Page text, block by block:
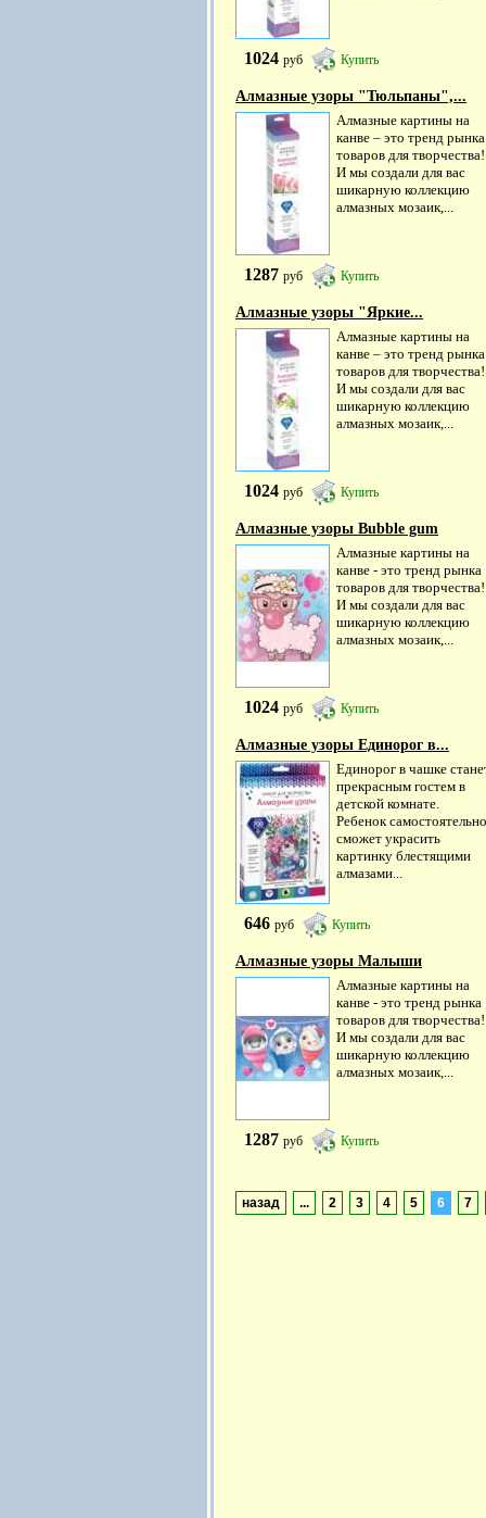
1024 руб Купить
Алмазные узоры "Тюльпаны",...
Алмазные картины на
канве – это тренд рынка
товаров для творчества!
И мы создали для вас
шикарную коллекцию
алмазных мозаик,...
1287 руб Купить
Алмазные узоры "Яркие...
Алмазные картины на
канве – это тренд рынка
товаров для творчества!
И мы создали для вас
шикарную коллекцию
алмазных мозаик,...
1024 руб Купить
Алмазные узоры Bubble gum
Алмазные картины на
канве - это тренд рынка
товаров для творчества!
И мы создали для вас
шикарную коллекцию
алмазных мозаик,...
1024 руб Купить
Алмазные узоры Единорог в...
Единорог в чашке
прекрасным гостем в
детской комнате.
Ребенок самостоятельно
сможет украсить
картинку блестящими
алмазами...
646 руб Купить
Алмазные узоры Малыши
Алмазные картины на
канве - это тренд рынка
товаров для творчества!
И мы создали для вас
шикарную коллекцию
алмазных мозаик,...
1287 руб Купить
назад ... 2 3 4 5 6 7